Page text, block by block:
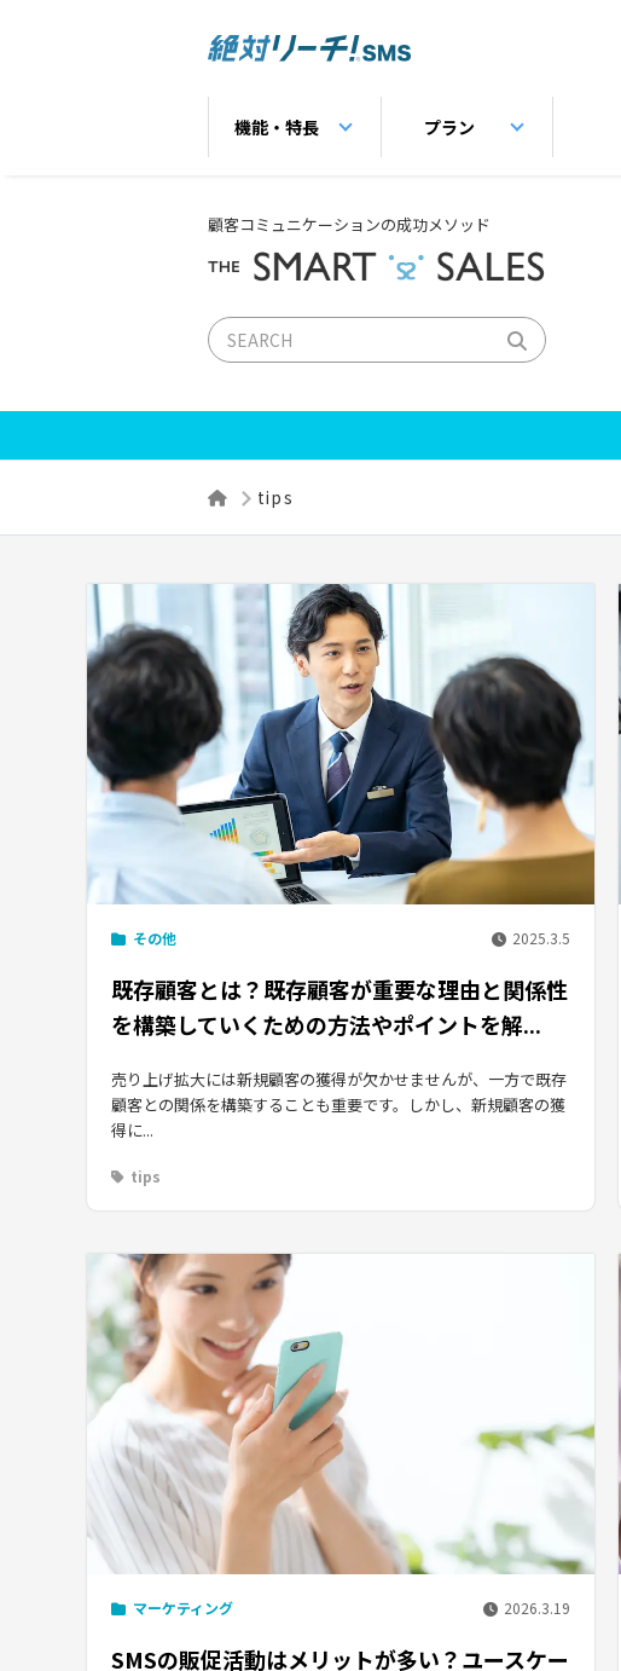
機能・特長 プラン
顧客コミュニケーションの成功メソッド
tips
その他 2025.3.5
既存顧客とは？既存顧客が重要な理由と関係性
を構築していくための方法やポイントを解...
売り上げ拡大には新規顧客の獲得が欠かせませんが、一方で既存
顧客との関係を構築することも重要です。しかし、新規顧客の獲
得に...
tips
マーケティング 2026.3.19
SMSの販促活動はメリットが多い？ユースケー